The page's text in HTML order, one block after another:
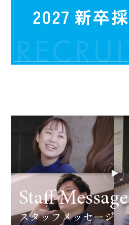
お問い合わせ
Staff Message
スタッフメッセージ